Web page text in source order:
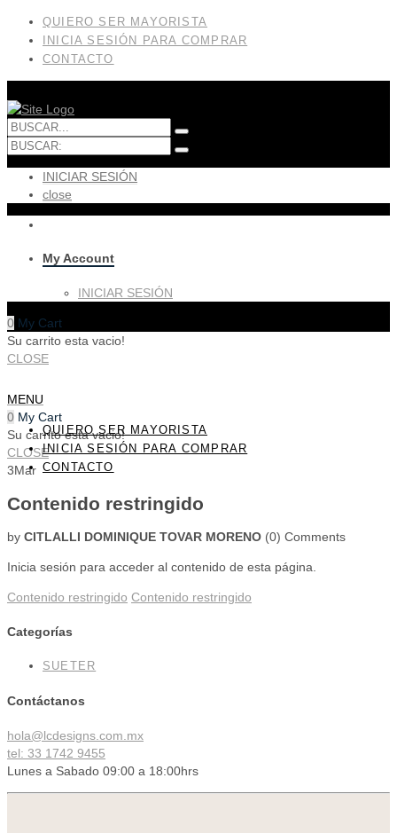
QUIERO SER MAYORISTA
INICIA SESIÓN PARA COMPRAR
CONTACTO
INICIAR SESIÓN
close
My Account
INICIAR SESIÓN
0 My Cart
Su carrito esta vacio!
CLOSE
MENU
QUIERO SER MAYORISTA
INICIA SESIÓN PARA COMPRAR
CONTACTO
0 My Cart
Su carrito esta vacio!
CLOSE
3Mar
Contenido restringido
by CITLALLI DOMINIQUE TOVAR MORENO (0) Comments
Inicia sesión para acceder al contenido de esta página.
Contenido restringido Contenido restringido
Categorías
SUETER
Contáctanos
hola@lcdesigns.com.mx
tel: 33 1742 9455
Lunes a Sabado 09:00 a 18:00hrs